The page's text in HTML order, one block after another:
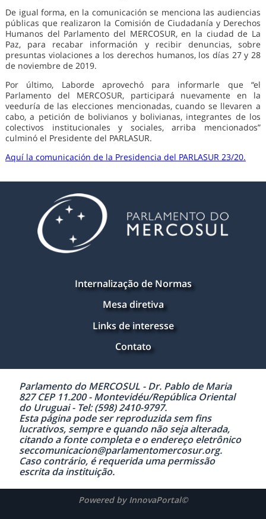
De igual forma, en la comunicación se menciona las audiencias
públicas que realizaron la Comisión de Ciudadanía y Derechos
Humanos del Parlamento del MERCOSUR, en la ciudad de La
Paz, para recabar información y recibir denuncias, sobre
presuntas violaciones a los derechos humanos, los días 27 y 28
de noviembre de 2019.
Por último, Laborde aprovechó para informarle que “el
Parlamento del MERCOSUR, participará nuevamente en la
veeduría de las elecciones mencionadas, cuando se llevaren a
cabo, a petición de bolivianos y bolivianas, integrantes de los
colectivos institucionales y sociales, arriba mencionados”
culminó el Presidente del PARLASUR.
Aquí la comunicación de la Presidencia del PARLASUR 23/20.
Internalização de Normas
Mesa diretiva
Links de interesse
Contato
Parlamento do MERCOSUL - Dr. Pablo de Maria
827 CEP 11.200 - Montevidéu/República Oriental
do Uruguai - Tel: (598) 2410-9797.
Esta página pode ser reproduzida sem fins
lucrativos, sempre e quando não seja alterada,
citando a fonte completa e o endereço eletrônico
seccomunicacion@parlamentomercosur.org.
Caso contrário, é requerida uma permissão
escrita da instituição.
Powered by InnovaPortal©